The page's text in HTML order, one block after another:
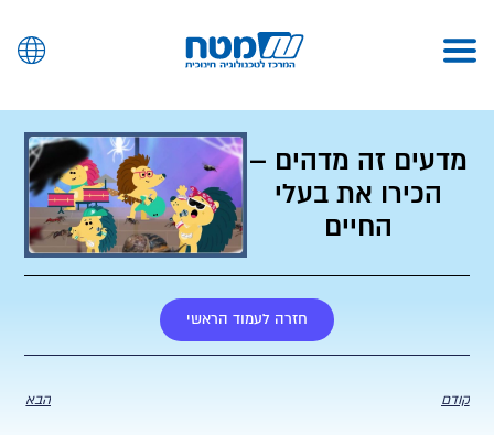
מדעים זה מדהים –
הכירו את בעלי
החיים
חזרה לעמוד הראשי
קודם הבא